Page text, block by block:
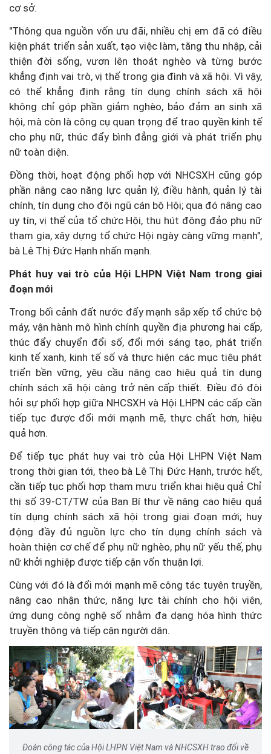
cơ sở.
"Thông qua nguồn vốn ưu đãi, nhiều chị em đã có điều
kiện phát triển sản xuất, tạo việc làm, tăng thu nhập, cải
thiện đời sống, vươn lên thoát nghèo và từng bước
khẳng định vai trò, vị thế trong gia đình và xã hội. Vì vậy,
có thể khẳng định rằng tín dụng chính sách xã hội
không chỉ góp phần giảm nghèo, bảo đảm an sinh xã
hội, mà còn là công cụ quan trọng để trao quyền kinh tế
cho phụ nữ, thúc đẩy bình đẳng giới và phát triển phụ
nữ toàn diện.
Đồng thời, hoạt động phối hợp với NHCSXH cũng góp
phần nâng cao năng lực quản lý, điều hành, quản lý tài
chính, tín dụng cho đội ngũ cán bộ Hội; qua đó nâng cao
uy tín, vị thế của tổ chức Hội, thu hút đông đảo phụ nữ
tham gia, xây dựng tổ chức Hội ngày càng vững mạnh",
bà Lê Thị Đức Hạnh nhấn mạnh.
Phát huy vai trò của Hội LHPN Việt Nam trong giai
đoạn mới
Trong bối cảnh đất nước đẩy mạnh sắp xếp tổ chức bộ
máy, vận hành mô hình chính quyền địa phương hai cấp,
thúc đẩy chuyển đổi số, đổi mới sáng tạo, phát triển
kinh tế xanh, kinh tế số và thực hiện các mục tiêu phát
triển bền vững, yêu cầu nâng cao hiệu quả tín dụng
chính sách xã hội càng trở nên cấp thiết. Điều đó đòi
hỏi sự phối hợp giữa NHCSXH và Hội LHPN các cấp cần
tiếp tục được đổi mới mạnh mẽ, thực chất hơn, hiệu
quả hơn.
Để tiếp tục phát huy vai trò của Hội LHPN Việt Nam
trong thời gian tới, theo bà Lê Thị Đức Hạnh, trước hết,
cần tiếp tục phối hợp tham mưu triển khai hiệu quả Chỉ
thị số 39-CT/TW của Ban Bí thư về nâng cao hiệu quả
tín dụng chính sách xã hội trong giai đoạn mới; huy
động đầy đủ nguồn lực cho tín dụng chính sách và
hoàn thiện cơ chế để phụ nữ nghèo, phụ nữ yếu thế, phụ
nữ khởi nghiệp được tiếp cận vốn thuận lợi.
Cùng với đó là đổi mới mạnh mẽ công tác tuyên truyền,
nâng cao nhận thức, năng lực tài chính cho hội viên,
ứng dụng công nghệ số nhằm đa dạng hóa hình thức
truyền thông và tiếp cận người dân.
Đoàn công tác của Hội LHPN Việt Nam và NHCSXH trao đổi về